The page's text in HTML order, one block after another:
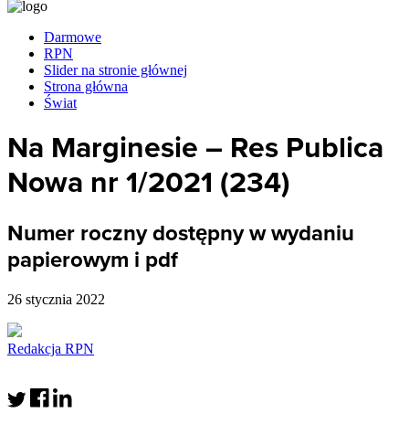
Darmowe
RPN
Slider na stronie głównej
Strona główna
Świat
Na Marginesie – Res Publica
Nowa nr 1/2021 (234)
Numer roczny dostępny w wydaniu
papierowym i pdf
26 stycznia 2022
Redakcja RPN